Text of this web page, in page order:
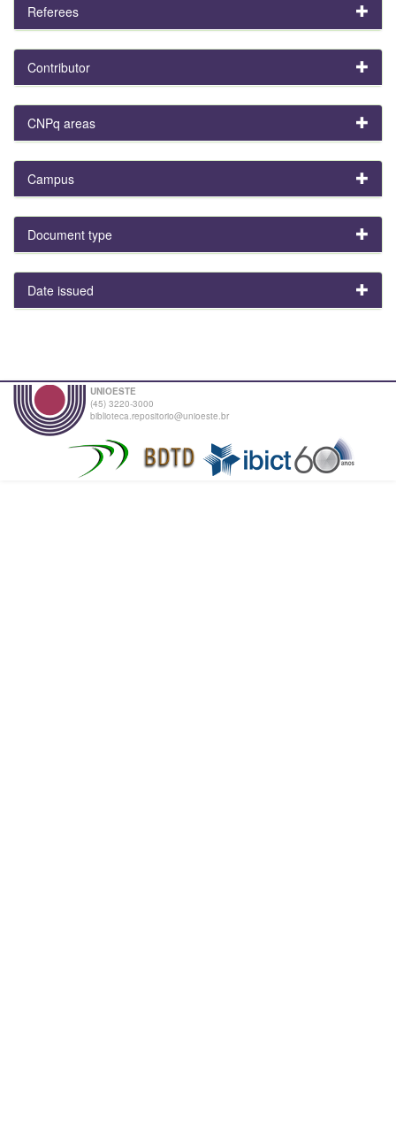
Referees
Contributor
CNPq areas
Campus
Document type
Date issued
UNIOESTE
(45) 3220-3000
biblioteca.repositorio@unioeste.br